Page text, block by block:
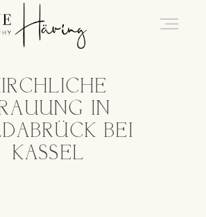
IN
BEI
KASSEL
Hochzeitsfotografie Kassel
Caro